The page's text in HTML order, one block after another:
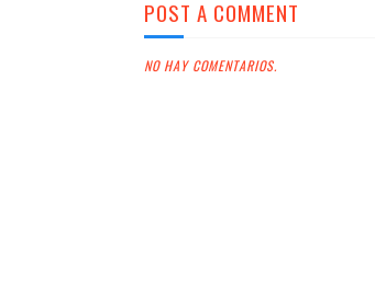
POST A COMMENT
NO HAY COMENTARIOS.